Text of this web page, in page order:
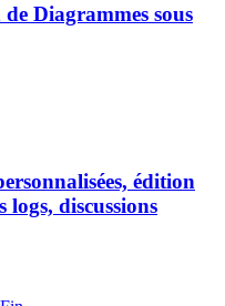
Diagrammes sous
édition
logs, discussions